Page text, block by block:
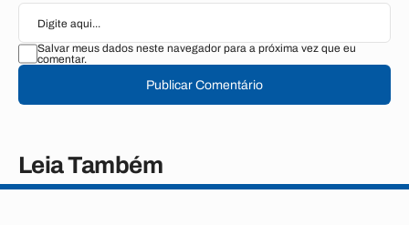
Salvar meus dados neste navegador para a próxima vez que eu
comentar.
Publicar Comentário
Leia Também